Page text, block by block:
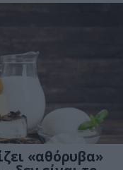
«αθόρυβα»